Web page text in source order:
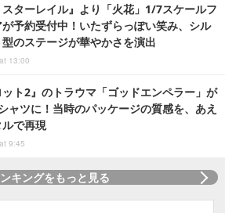
スターレイル』より「火花」1/7スケールフ
が予約受付中！いたずらっぽい笑み、シル
のステージが華やかさを演出
13:00
ット2』のトラウマ「ゴッドエンペラー」が
ャツに！当時のパッケージの質感を、あえ
で再現
9:45
キングをもっと見る